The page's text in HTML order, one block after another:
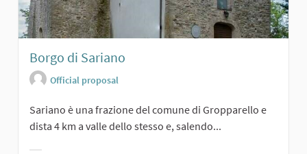
Borgo di Sariano
Official proposal
Sariano è una frazione del comune di Gropparello e
dista 4 km a valle dello stesso e, salendo...